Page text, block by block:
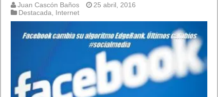
Juan Cascón Baños
25 abril, 2016
Destacada
Internet